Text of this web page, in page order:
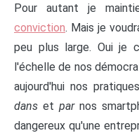
Pour autant je
conviction. Mais je
peu plus large. Oui je
l'échelle de nos
aujourd'hui nos
dans etparnos
dangereux qu'une